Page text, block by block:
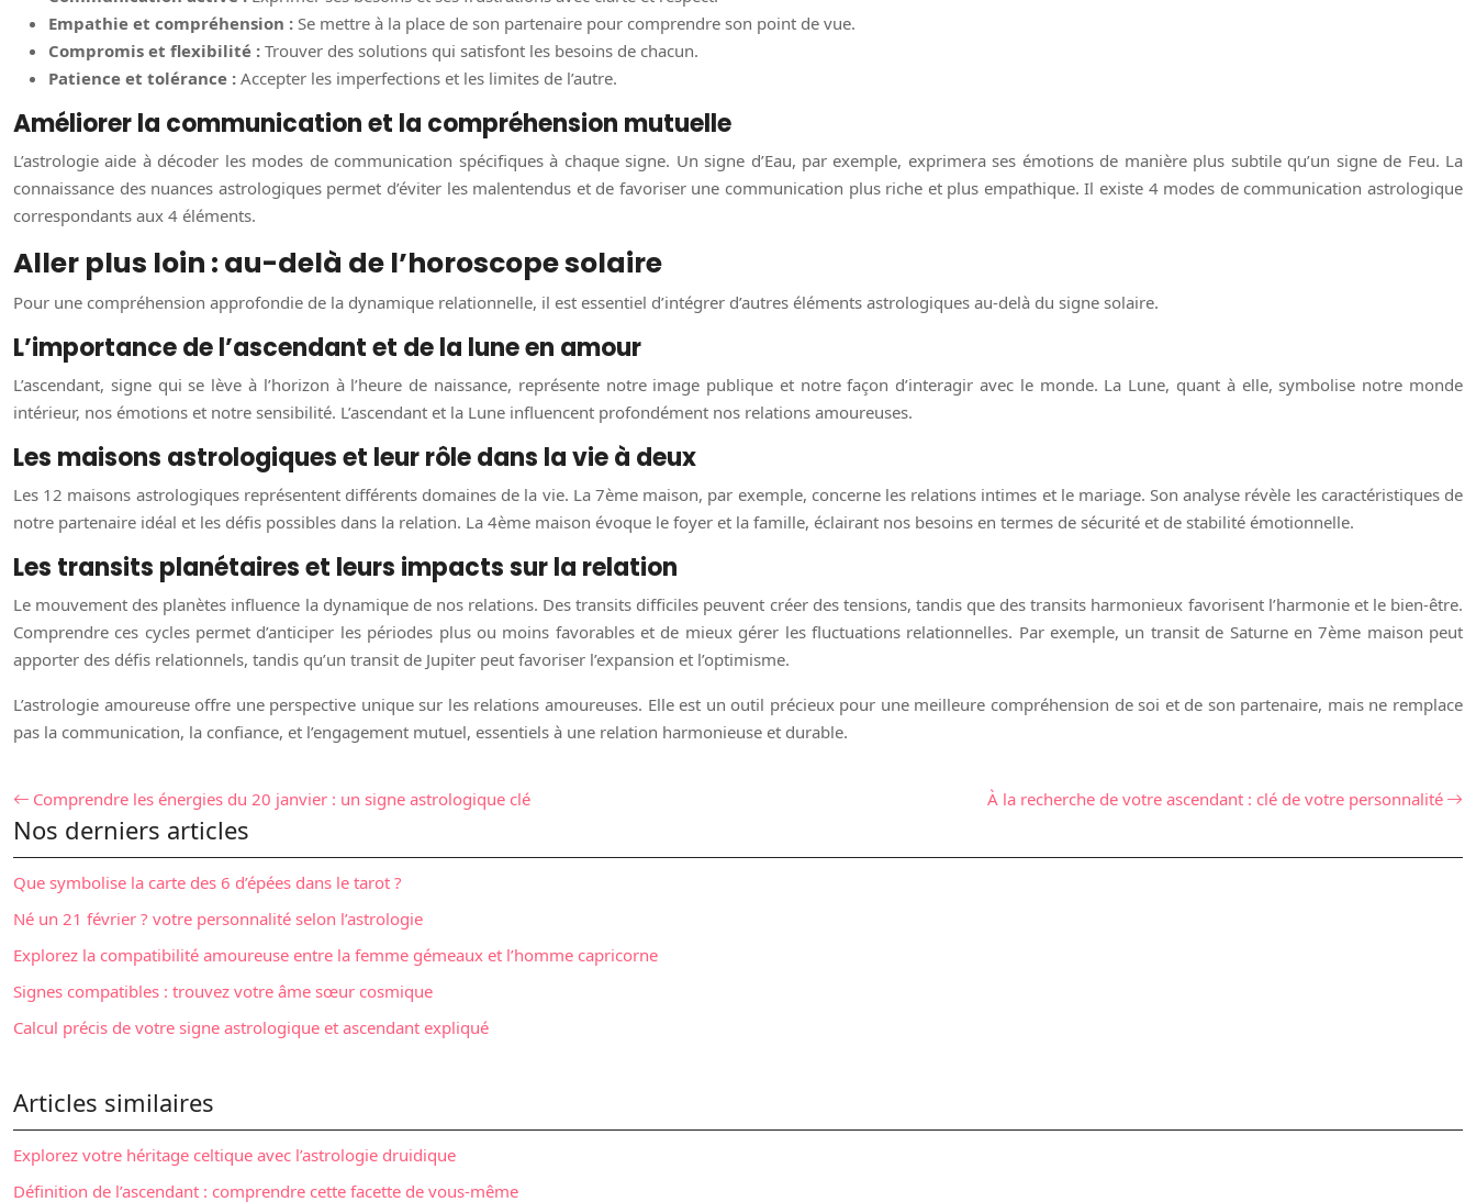
Empathie et compréhension : Se mettre à la place de son partenaire pour comprendre son point de vue.
Compromis et flexibilité : Trouver des solutions qui satisfont les besoins de chacun.
Patience et tolérance : Accepter les imperfections et les limites de l’autre.
Améliorer la communication et la compréhension mutuelle
L’astrologie aide à décoder les modes de communication spécifiques à chaque signe. Un signe d’Eau, par exemple, exprimera ses émotions de manière plus subtile qu’un signe de Feu. La
connaissance des nuances astrologiques permet d’éviter les malentendus et de favoriser une communication plus riche et plus empathique. Il existe 4 modes de communication astrologique
correspondants aux 4 éléments.
Aller plus loin : au-delà de l’horoscope solaire
Pour une compréhension approfondie de la dynamique relationnelle, il est essentiel d’intégrer d’autres éléments astrologiques au-delà du signe solaire.
L’importance de l’ascendant et de la lune en amour
L’ascendant, signe qui se lève à l’horizon à l’heure de naissance, représente notre image publique et notre façon d’interagir avec le monde. La Lune, quant à elle, symbolise notre monde
intérieur, nos émotions et notre sensibilité. L’ascendant et la Lune influencent profondément nos relations amoureuses.
Les maisons astrologiques et leur rôle dans la vie à deux
Les 12 maisons astrologiques représentent différents domaines de la vie. La 7ème maison, par exemple, concerne les relations intimes et le mariage. Son analyse révèle les caractéristiques de
notre partenaire idéal et les défis possibles dans la relation. La 4ème maison évoque le foyer et la famille, éclairant nos besoins en termes de sécurité et de stabilité émotionnelle.
Les transits planétaires et leurs impacts sur la relation
Le mouvement des planètes influence la dynamique de nos relations. Des transits difficiles peuvent créer des tensions, tandis que des transits harmonieux favorisent l’harmonie et le bien-être.
Comprendre ces cycles permet d’anticiper les périodes plus ou moins favorables et de mieux gérer les fluctuations relationnelles. Par exemple, un transit de Saturne en 7ème maison peut
apporter des défis relationnels, tandis qu’un transit de Jupiter peut favoriser l’expansion et l’optimisme.
L’astrologie amoureuse offre une perspective unique sur les relations amoureuses. Elle est un outil précieux pour une meilleure compréhension de soi et de son partenaire, mais ne remplace
pas la communication, la confiance, et l’engagement mutuel, essentiels à une relation harmonieuse et durable.
Comprendre les énergies du 20 janvier : un signe astrologique clé À la recherche de votre ascendant : clé de votre personnalité
Nos derniers articles
Que symbolise la carte des 6 d’épées dans le tarot ?
Né un 21 février ? votre personnalité selon l’astrologie
Explorez la compatibilité amoureuse entre la femme gémeaux et l’homme capricorne
Signes compatibles : trouvez votre âme sœur cosmique
Calcul précis de votre signe astrologique et ascendant expliqué
Articles similaires
Explorez votre héritage celtique avec l’astrologie druidique
Définition de l’ascendant : comprendre cette facette de vous-même